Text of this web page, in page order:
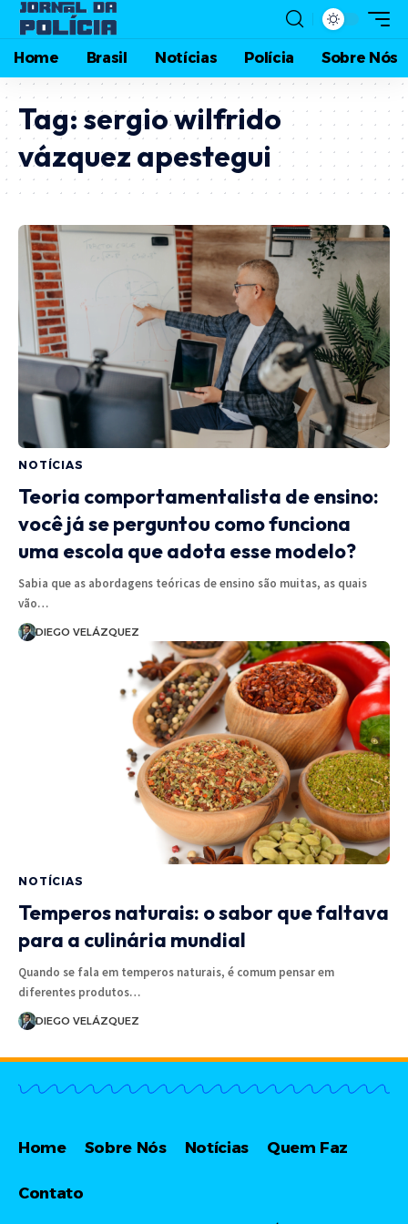
Home Brasil Notícias Polícia Sobre Nós
Tag: sergio wilfrido
vázquez apestegui
NOTÍCIAS
Teoria comportamentalista de ensino:
você já se perguntou como funciona
uma escola que adota esse modelo?
Sabia que as abordagens teóricas de ensino são muitas, as quais
vão…
DIEGO VELÁZQUEZ
NOTÍCIAS
Temperos naturais: o sabor que faltava
para a culinária mundial
Quando se fala em temperos naturais, é comum pensar em
diferentes produtos…
DIEGO VELÁZQUEZ
Home Sobre Nós Notícias Quem Faz
Contato